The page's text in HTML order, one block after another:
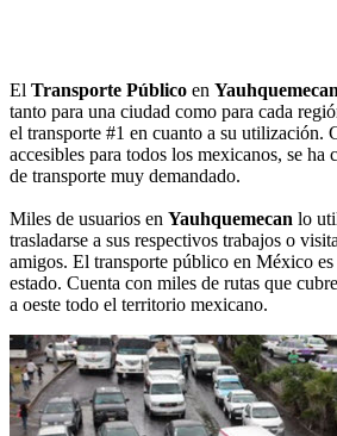
El Transporte Público en Yauhquemecan
tanto para una ciudad como para cada
el transporte #1 en cuanto a su utilización.
accesibles para todos los mexicanos, se
de transporte muy demandado.
Miles de usuarios en Yauhquemecan lo
trasladarse a sus respectivos trabajos o
amigos. El transporte público en México
estado. Cuenta con miles de rutas que
a oeste todo el territorio mexicano.